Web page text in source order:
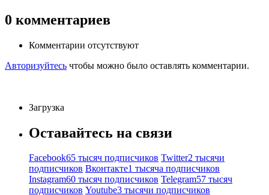
0 комментариев
Комментарии отсутствуют
Авторизуйтесь чтобы можно было оставлять комментарии.
Загрузка
Оставайтесь на связи
Facebook65 тысяч подписчиков Twitter2 тысячи
подписчиков Вконтакте1 тысяча подписчиков
Instagram60 тысяч подписчиков Telegram57 тысяч
подписчиков Youtube3 тысячи подписчиков